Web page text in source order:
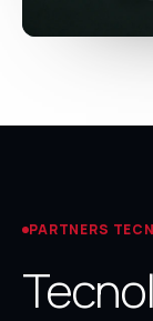
PARTNERS